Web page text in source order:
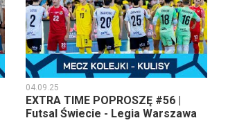
04.09.25
EXTRA TIME POPROSZĘ #56 |
Futsal Świecie - Legia Warszawa